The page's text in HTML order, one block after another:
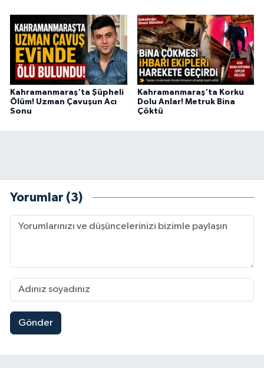
Kahramanmaraş'ta Şüpheli
Ölüm! Uzman Çavuşun Acı
Sonu
Kahramanmaraş'ta Korku
Dolu Anlar! Metruk Bina
Çöktü
Yorumlar (3)
Gönder
22:09 |Kahramanmaraş'ta Uluslararası Bisiklet
BİLİM VE TEKNOLOJİ
YARIŞMALAR
TANITIM
HABERDE İNSAN